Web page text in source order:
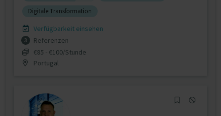
Digitale Transformation
Verfügbarkeit einsehen
3
Referenzen
€85 - €100/Stunde
Portugal